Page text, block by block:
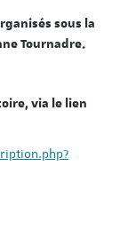
sous la
Tournadre.
via le lien